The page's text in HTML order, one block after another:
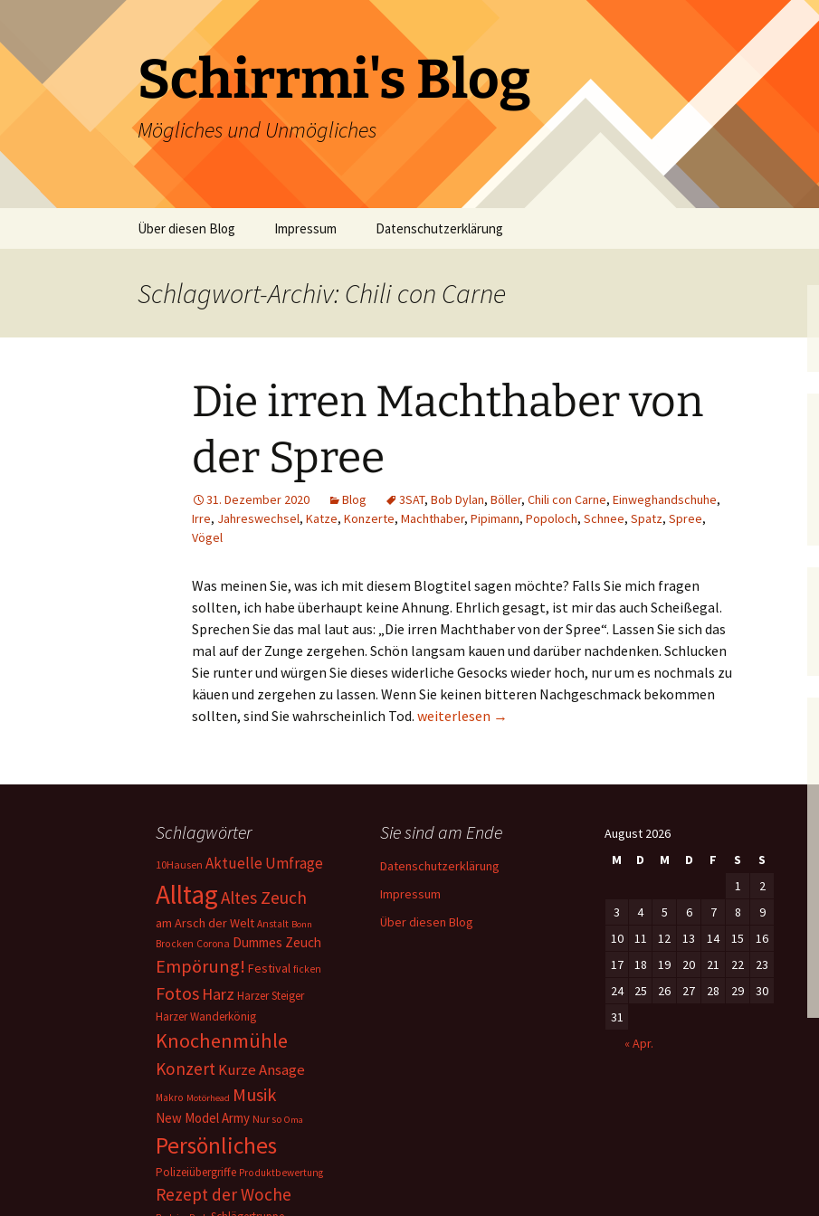
springen
Schirrmi's Blog
Mögliches und Unmögliches
Über diesen Blog Impressum Datenschutzerklärung
Schlagwort-Archiv: Chili con Carne
Die irren Machthaber von
der Spree
31. Dezember 2020 Blog 3SAT, Bob Dylan, Böller, Chili con Carne, Einweghandschuhe,
Irre, Jahreswechsel, Katze, Konzerte, Machthaber, Pipimann, Popoloch, Schnee, Spatz, Spree,
Vögel
Was meinen Sie, was ich mit diesem Blogtitel sagen möchte? Falls Sie mich fragen
sollten, ich habe überhaupt keine Ahnung. Ehrlich gesagt, ist mir das auch Scheißegal.
Sprechen Sie das mal laut aus: „Die irren Machthaber von der Spree“. Lassen Sie sich das
mal auf der Zunge zergehen. Schön langsam kauen und darüber nachdenken. Schlucken
Sie runter und würgen Sie dieses widerliche Gesocks wieder hoch, nur um es nochmals zu
käuen und zergehen zu lassen. Wenn Sie keinen bitteren Nachgeschmack bekommen
sollten, sind Sie wahrscheinlich Tod. Die irren Machthaber von der Spree
weiterlesen →
Schlagwörter
10Hausen Aktuelle Umfrage
AlltagAltes Zeuch
am Arsch der Welt Anstalt Bonn
Brocken Corona Dummes Zeuch
Empörung! Festival ficken
Fotos Harz Harzer Steiger
Harzer Wanderkönig
Knochenmühle
KonzertKurze Ansage
Makro Motörhead Musik
New Model Army Nur so Oma
Persönliches
Polizeiübergriffe Produktbewertung
Rezept der Woche
Sie sind am Ende
Datenschutzerklärung
Impressum
Über diesen Blog
August 2026
M
D M D F S
S
1
2
3
4 5 6 7 8
9
10
11 12 13 14 15
16
17
18 19 20 21 22
23
24
25 26 27 28 29
30
31
« Apr.